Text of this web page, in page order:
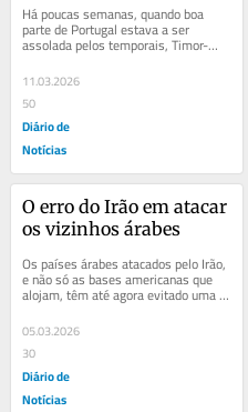
Há poucas semanas, quando boa
parte de Portugal estava a ser
assolada pelos temporais, Timor-
Leste decidiu enviar um donativo de
apoio. Não foi a...
11.03.2026
50
Diário de
Notícias
O erro do Irão em atacar
os vizinhos árabes
Os países árabes atacados pelo Irão,
e não só as bases americanas que
alojam, têm até agora evitado uma
resposta, sobretudo presos no
dilema de...
05.03.2026
30
Diário de
Notícias